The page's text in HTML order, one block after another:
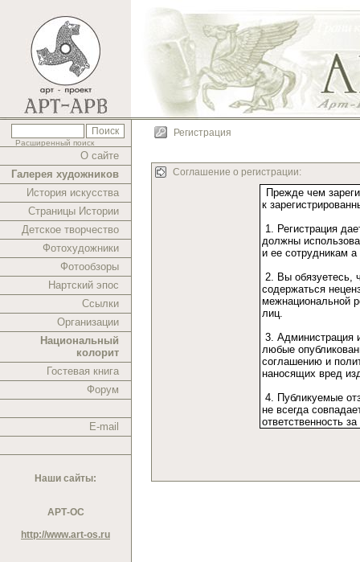
Расширенный поиск
О сайте
Галерея художников
История искусства
Страницы Истории
Детское творчество
Фотохудожники
Фотообзоры
Нартский эпос
Ссылки
Организации
Национальный
колорит
Гостевая книга
Форум
E-mail
Наши сайты:
АРТ-ОС
http://www.art-os.ru
Регистрация
Соглашение о регистрации: